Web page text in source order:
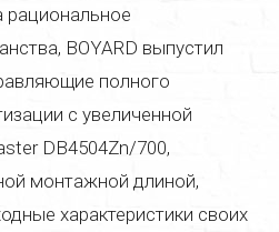
мебели
BOYARD выпустил
полного
с увеличенной
DB4504Zn/700,
монтажной длиной,
характеристики своих